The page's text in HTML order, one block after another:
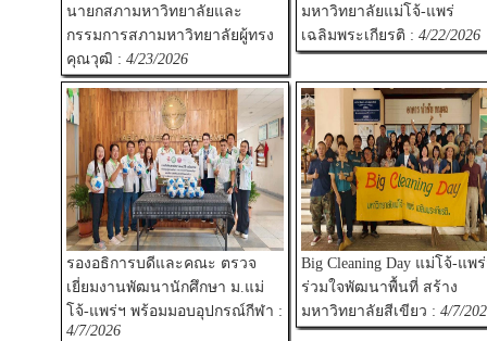
นายกสภามหาวิทยาลัยและ
กรรมการสภามหาวิทยาลัยผู้ทรง
คุณวุฒิ : 4/23/2026
มหาวิทยาลัยแม่โจ้-แพร่
เฉลิมพระเกียรติ : 4/22/2026
รองอธิการบดีและคณะ ตรวจ
เยี่ยมงานพัฒนานักศึกษา ม.แม่
โจ้-แพร่ฯ พร้อมมอบอุปกรณ์กีฬา :
4/7/2026
Big Cleaning Day แม่โจ้-แพ
ร่วมใจพัฒนาพื้นที่ สร้าง
มหาวิทยาลัยสีเขียว : 4/7/